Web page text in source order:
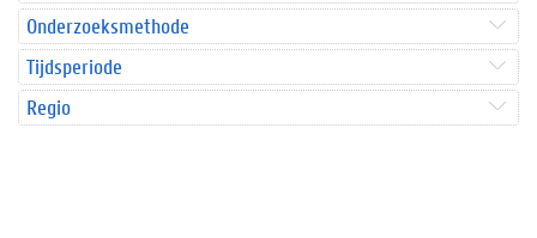
Onderzoeksmethode
Tijdsperiode
Regio